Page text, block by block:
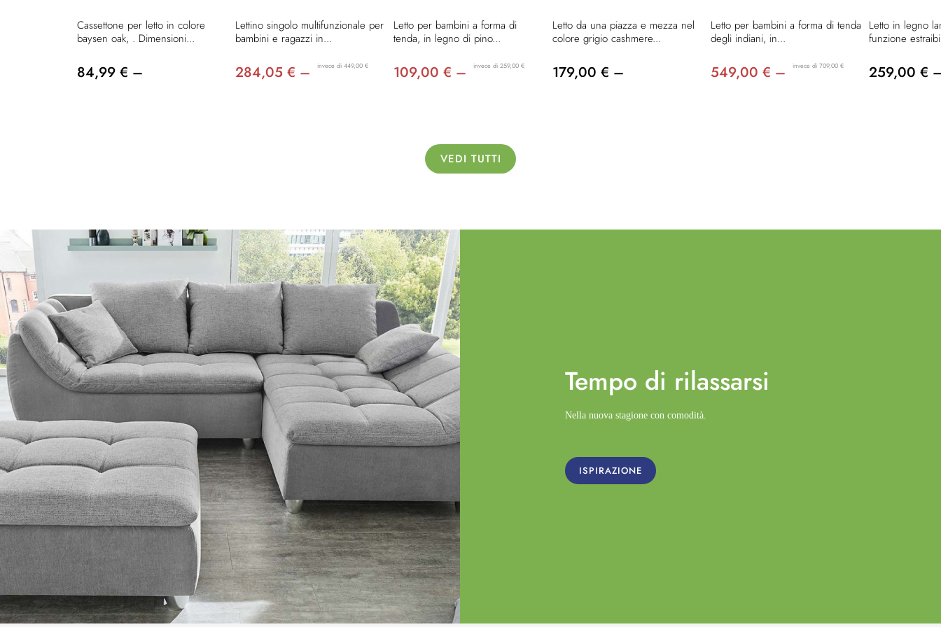
Cassettone per letto in colore
baysen oak, . Dimensioni...
84,99 € –
Lettino singolo multifunzionale per
bambini e ragazzi in...
284,05 € – invece di 449,00 €
Letto per bambini a forma di
tenda, in legno di pino...
109,00 € – invece di 259,00 €
Letto da una piazza e mezza nel
colore grigio cashmere...
179,00 € –
Letto per bambini a forma di tenda
degli indiani, in...
549,00 € – invece di 709,00 €
Letto in legno
funzione
259,00 €
VEDI TUTTI
Tempo di rilassarsi
Nella nuova stagione con comodità.
ISPIRAZIONE